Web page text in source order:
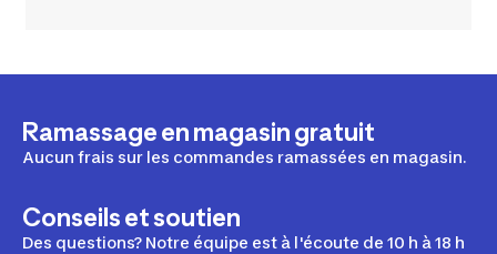
Ramassage en magasin gratuit
Aucun frais sur les commandes ramassées en magasin.
Conseils et soutien
Des questions? Notre équipe est à l'écoute de 10 h à 18 h